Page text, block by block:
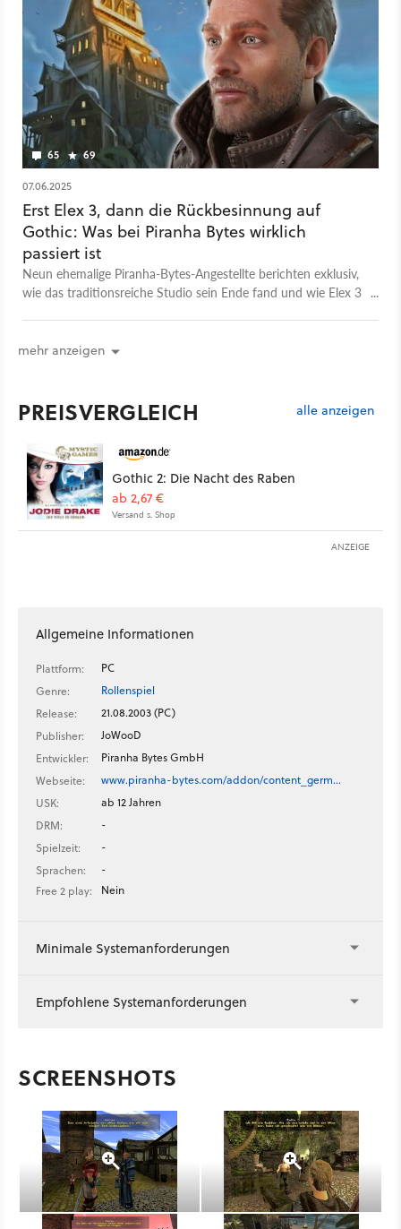
65 69
07.06.2025
Erst Elex 3, dann die Rückbesinnung auf
Gothic: Was bei Piranha Bytes wirklich
passiert ist
Neun ehemalige Piranha-Bytes-Angestellte berichten exklusiv,
wie das traditionsreiche Studio sein Ende fand und wie Elex 3
mehr anzeigen
PREISVERGLEICH alle anzeigen
Gothic 2: Die Nacht des Raben
ab 2,67 €
Versand s. Shop
ANZEIGE
Allgemeine Informationen
Plattform:
PC
Genre:
Rollenspiel
Release:
21.08.2003 (PC)
Publisher:
JoWooD
Entwickler:
Piranha Bytes GmbH
Webseite:
www.piranha-bytes.com/addon/content_germ…
USK:
ab 12 Jahren
DRM:
-
Spielzeit:
-
Sprachen:
-
Free 2 play:
Nein
Minimale Systemanforderungen
Empfohlene Systemanforderungen
SCREENSHOTS